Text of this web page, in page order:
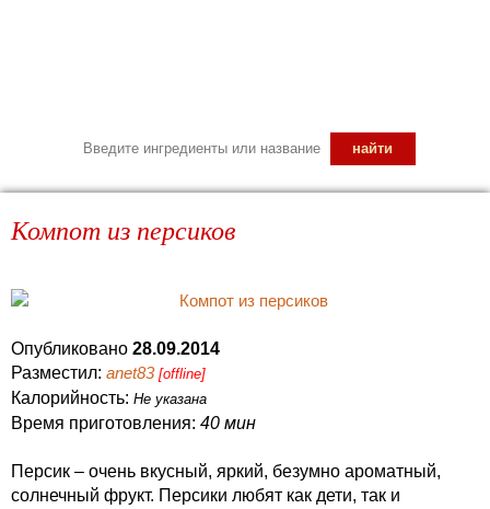
Компот из персиков
Опубликовано 28.09.2014
Разместил: anet83 [offline]
Калорийность: Не указана
Время приготовления: 40 мин
Персик – очень вкусный, яркий, безумно ароматный,
солнечный фрукт. Персики любят как дети, так и